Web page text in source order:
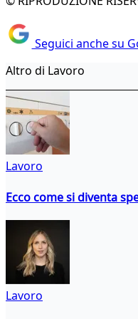
Seguici anche su
Altro di Lavoro
Lavoro
Ecco come si diventa
Lavoro